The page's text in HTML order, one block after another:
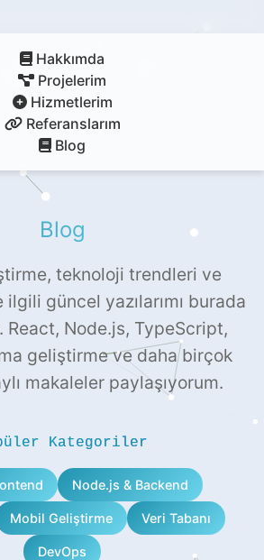
Hakkımda
Projelerim
Hizmetlerim
Referanslarım
Blog
Blog
teknoloji trendleri ve
güncel yazılarımı burada
React, Node.js, TypeScript,
geliştirme ve daha birçok
makaleler paylaşıyorum.
Kategoriler
Node.js & Backend
Mobil Geliştirme Veri Tabanı
DevOps